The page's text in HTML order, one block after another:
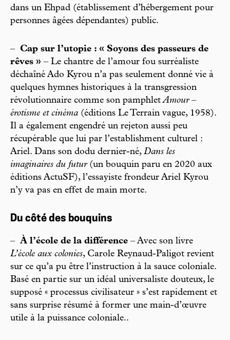
dans un Ehpad (établissement d’hébergement pour
personnes âgées dépendantes) public.
–
Cap sur l’utopie : « Soyons des passeurs de
rêves » – Le chantre de l’amour fou surréaliste
déchaîné Ado Kyrou n’a pas seulement donné vie à
quelques hymnes historiques à la transgression
révolutionnaire comme son pamphletAmour –
érotisme et cinéma (éditions Le Terrain vague, 1958).
Il a également engendré un rejeton aussi peu
récupérable que lui par l’establishment culturel :
Ariel. Dans son dodu dernier-né, Dans les
imaginaires du futur(un bouquin paru en 2020 aux
éditions ActuSF), l’essayiste frondeur Ariel Kyrou
n’y va pas en effet de main morte.
Du côté des bouquins
– À l’école de la différence – Avec son livre
L’école aux colonies, Carole Reynaud-Paligot revient
sur ce qu’a pu être l’instruction à la sauce coloniale.
Basé en partie sur un idéal universaliste douteux, le
supposé « processus civilisateur » s’est rapidement et
sans surprise résumé à former une main-d’œuvre
utile à la puissance coloniale..